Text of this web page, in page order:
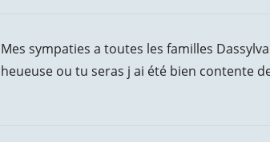
Mes sympaties a toutes les familles
heueuse ou tu seras j ai été bien contente